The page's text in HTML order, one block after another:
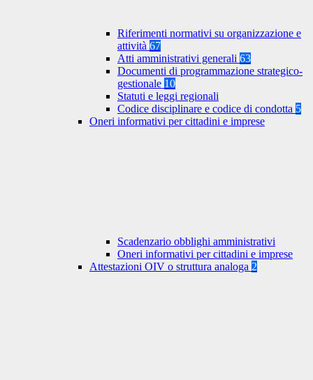
Riferimenti normativi su organizzazione e
attività 67
Atti amministrativi generali 63
Documenti di programmazione strategico-
gestionale 10
Statuti e leggi regionali
Codice disciplinare e codice di condotta 5
Oneri informativi per cittadini e imprese
Scadenzario obblighi amministrativi
Oneri informativi per cittadini e imprese
Attestazioni OIV o struttura analoga 2